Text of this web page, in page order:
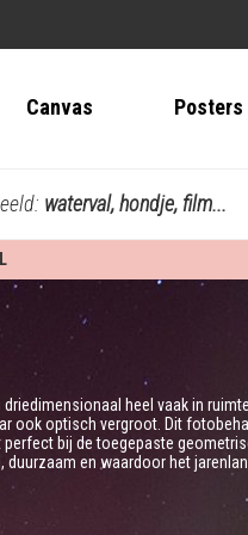
Canvas Posters
waterval, hondje, film...
driedimensionaal heel vaak in
ook optisch vergroot. Dit
perfect bij de toegepaste
duurzaam en waardoor het